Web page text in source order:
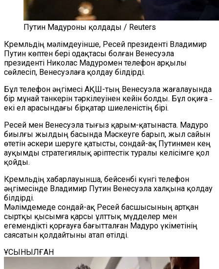
Путин Мадуроны қолдады / Reuters
Кремльдің мәлімдеуінше, Ресей президенті Владимир
Путин көптен бері одақтасы болған Венесуэла
президенті Николас Мадуромен телефон арқылы
сөйлесіп, Венесуэлаға қолдау білдірді.
Бұл телефон әңгімесі АҚШ-тың Венесуэла жағалауында
бір мұнай танкерін тәркілеуінен кейін болды. Бұл оқиға ˗
екі ел арасындағы бірқатар шиеленістің бірі.
Ресей мен Венесуэла тығыз қарым-қатынаста. Мадуро
биылғы жылдың басында Мәскеуге барып, жыл сайын
өтетін әскери шеруге қатысты, сондай-ақ Путинмен кең
ауқымды стратегиялық әріптестік туралы келісімге қол
қойды.
Кремльдің хабарлауынша, бейсенбі күнгі телефон
әңгімесінде Владимир Путин Венесуэла халқына қолдау
білдірді.
Мәлімдемеде сондай-ақ Ресей басшысының артқан
сыртқы қысымға қарсы ұлттық мүдделер мен
егемендікті қорғауға бағытталған Мадуро үкіметінің
саясатын қолдайтыны атап өтілді.
ҰСЫНЫЛҒАН